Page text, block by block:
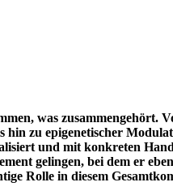
was zusammen­gehört.
zu epigenetischer
und mit konkreten
gelingen, bei dem er
Rolle in diesem